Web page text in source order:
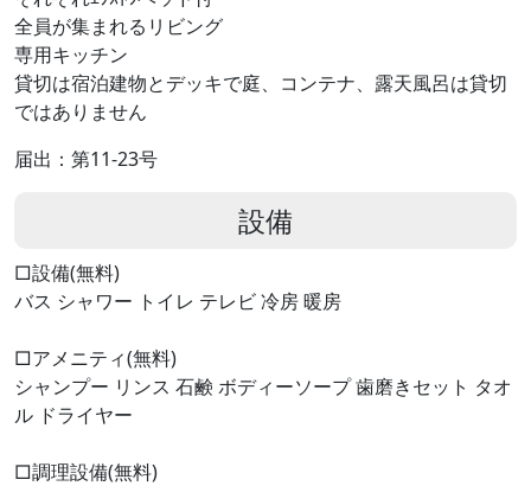
全員が集まれるリビング
専用キッチン
貸切は宿泊建物とデッキで庭、コンテナ、露天風呂は貸切
ではありません
届出：第11-23号
設備
□設備(無料)
バス シャワー トイレ テレビ 冷房 暖房
□アメニティ(無料)
シャンプー リンス 石鹸 ボディーソープ 歯磨きセット タオ
ル ドライヤー
□調理設備(無料)